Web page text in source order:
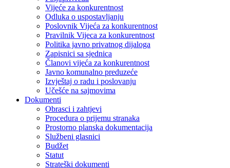
Vijeće za konkurentnost
Odluka o uspostavljanju
Poslovnik Vijeća za konkurentnost
Pravilnik Vijeca za konkurentnost
Politika javno privatnog dijaloga
Zapisnici sa sjednica
Članovi vijeća za konkurentnost
Javno komunalno preduzeće
Izvještaj o radu i poslovanju
Učešće na sajmovima
Dokumenti
Obrasci i zahtjevi
Procedura o prijemu stranaka
Prostorno planska dokumentacija
Službeni glasnici
Budžet
Statut
Strateški dokumenti